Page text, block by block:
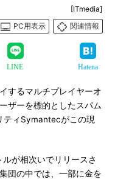
[ITmedia]
PC用表示
関連情報
LINE Hatena
するマルチプレイヤーオ
ザーを標的としたスパム
ティSymantecがこの現
が相次いでリリースさ
団の中では、一部に金を